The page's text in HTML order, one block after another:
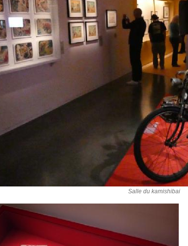
Salle du kamishibai